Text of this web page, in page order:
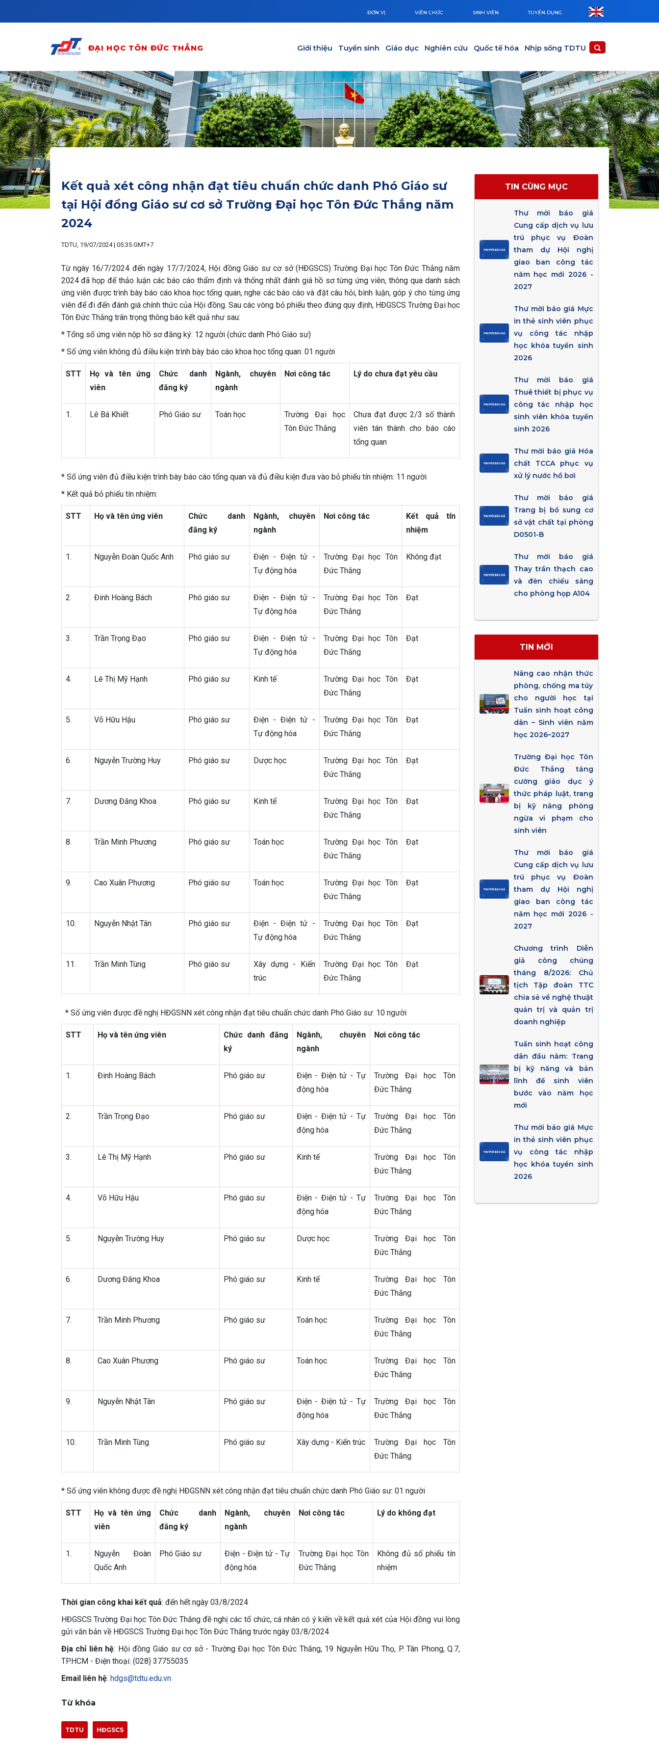
ĐƠN VỊ VIÊN CHỨC SINH VIÊN TUYỂN DỤNG
ĐẠI HỌC TÔN ĐỨC THẮNG Giới thiệu Tuyển sinh Giáo dục Nghiên cứu Quốc tế hóa Nhịp sống TDTU
Kết quả xét công nhận đạt tiêu chuẩn chức danh Phó Giáo sư
tại Hội đồng Giáo sư cơ sở Trường Đại học Tôn Đức Thắng năm
2024
TDTU, 19/07/2024 | 05:35 GMT+7
Từ ngày 16/7/2024 đến ngày 17/7/2024, Hội đồng Giáo sư cơ sở (HĐGSCS) Trường Đại học Tôn Đức Thắng năm
2024 đã họp để thảo luận các báo cáo thẩm định và thống nhất đánh giá hồ sơ từng ứng viên, thông qua danh sách
ứng viên được trình bày báo cáo khoa học tổng quan, nghe các báo cáo và đặt câu hỏi, bình luận, góp ý cho từng ứng
viên để đi đến đánh giá chính thức của Hội đồng. Sau các vòng bỏ phiếu theo đúng quy định, HĐGSCS Trường Đại học
Tôn Đức Thắng trân trọng thông báo kết quả như sau:
* Tổng số ứng viên nộp hồ sơ đăng ký: 12 người (chức danh Phó Giáo sư)
* Số ứng viên không đủ điều kiện trình bày báo cáo khoa học tổng quan: 01 người
STT
Họ và tên ứng
viên
Chức danh
đăng ký
Ngành, chuyên
ngành
Nơi công tác Lý do chưa đạt yêu cầu
1. Lê Bá Khiết Phó Giáo sư Toán học
Trường Đại học
Tôn Đức Thắng
Chưa đạt được 2/3 số thành
viên tán thành cho báo cáo
tổng quan
* Số ứng viên đủ điều kiện trình bày báo cáo tổng quan và đủ điều kiện đưa vào bỏ phiếu tín nhiệm: 11 người
* Kết quả bỏ phiếu tín nhiệm:
STT Họ và tên ứng viên
Chức danh
đăng ký
Ngành, chuyên
ngành
Nơi công tác
Kết quả tín
nhiệm
1. Nguyễn Đoàn Quốc Anh Phó giáo sư
Điện - Điện tử -
Tự động hóa
Trường Đại học Tôn
Đức Thắng
Không đạt
2. Đinh Hoàng Bách Phó giáo sư
Điện - Điện tử -
Tự động hóa
Trường Đại học Tôn
Đức Thắng
Đạt
3. Trần Trọng Đạo Phó giáo sư
Điện - Điện tử -
Tự động hóa
Trường Đại học Tôn
Đức Thắng
Đạt
4. Lê Thị Mỹ Hạnh Phó giáo sư Kinh tế
Trường Đại học Tôn
Đức Thắng
Đạt
5. Võ Hữu Hậu Phó giáo sư
Điện - Điện tử -
Tự động hóa
Trường Đại học Tôn
Đức Thắng
Đạt
6. Nguyễn Trường Huy Phó giáo sư Dược học
Trường Đại học Tôn
Đức Thắng
Đạt
7. Dương Đăng Khoa Phó giáo sư Kinh tế
Trường Đại học Tôn
Đức Thắng
Đạt
8. Trần Minh Phương Phó giáo sư Toán học
Trường Đại học Tôn
Đức Thắng
Đạt
9. Cao Xuân Phương Phó giáo sư Toán học
Trường Đại học Tôn
Đức Thắng
Đạt
10. Nguyễn Nhật Tân Phó giáo sư
Điện - Điện tử -
Tự động hóa
Trường Đại học Tôn
Đức Thắng
Đạt
11. Trần Minh Tùng Phó giáo sư
Xây dựng - Kiến
trúc
Trường Đại học Tôn
Đức Thắng
Đạt
* Số ứng viên được đề nghị HĐGSNN xét công nhận đạt tiêu chuẩn chức danh Phó Giáo sư: 10 người
STT Họ và tên ứng viên
Chức danh đăng
ký
Ngành, chuyên
ngành
Nơi công tác
1. Đinh Hoàng Bách Phó giáo sư
Điện - Điện tử - Tự
động hóa
Trường Đại học Tôn
Đức Thắng
2. Trần Trọng Đạo Phó giáo sư
Điện - Điện tử - Tự
động hóa
Trường Đại học Tôn
Đức Thắng
3. Lê Thị Mỹ Hạnh Phó giáo sư Kinh tế
Trường Đại học Tôn
Đức Thắng
4. Võ Hữu Hậu Phó giáo sư
Điện - Điện tử - Tự
động hóa
Trường Đại học Tôn
Đức Thắng
5. Nguyễn Trường Huy Phó giáo sư Dược học
Trường Đại học Tôn
Đức Thắng
6. Dương Đăng Khoa Phó giáo sư Kinh tế
Trường Đại học Tôn
Đức Thắng
7. Trần Minh Phương Phó giáo sư Toán học
Trường Đại học Tôn
Đức Thắng
8. Cao Xuân Phương Phó giáo sư Toán học
Trường Đại học Tôn
Đức Thắng
9. Nguyễn Nhật Tân Phó giáo sư
Điện - Điện tử - Tự
động hóa
Trường Đại học Tôn
Đức Thắng
10. Trần Minh Tùng Phó giáo sư Xây dựng - Kiến trúc
Trường Đại học Tôn
Đức Thắng
* Số ứng viên không được đề nghị HĐGSNN xét công nhận đạt tiêu chuẩn chức danh Phó Giáo sư: 01 người
STT
Họ và tên ứng
viên
Chức danh
đăng ký
Ngành, chuyên
ngành
Nơi công tác Lý do không đạt
1.
Nguyễn Đoàn
Quốc Anh
Phó Giáo sư
Điện - Điện tử - Tự
động hóa
Trường Đại học Tôn
Đức Thắng
Không đủ số phiếu tín
nhiệm
Thời gian công khai kết quả: đến hết ngày 03/8/2024
HĐGSCS Trường Đại học Tôn Đức Thắng đề nghị các tổ chức, cá nhân có ý kiến về kết quả xét của Hội đồng vui lòng
gửi văn bản về HĐGSCS Trường Đại học Tôn Đức Thắng trước ngày 03/8/2024
Địa chỉ liên hệ: Hội đồng Giáo sư cơ sở - Trường Đại học Tôn Đức Thắng, 19 Nguyễn Hữu Thọ, P. Tân Phong, Q.7,
TP.HCM - Điện thoại: (028) 37755035
Email liên hệ: hdgs@tdtu.edu.vn
Từ khóa
TDTU HĐGSCS
TIN CÙNG MỤC
Thư mời báo giá
Cung cấp dịch vụ lưu
trú phục vụ Đoàn
tham dự Hội nghị
giao ban công tác
năm học mới 2026 -
2027
Thư mời báo giá Mực
in thẻ sinh viên phục
vụ công tác nhập
học khóa tuyển sinh
2026
Thư mời báo giá
Thuê thiết bị phục vụ
công tác nhập học
sinh viên khóa tuyển
sinh 2026
Thư mời báo giá Hóa
chất TCCA phục vụ
xử lý nước hồ bơi
Thư mời báo giá
Trang bị bổ sung cơ
sở vật chất tại phòng
D0501-B
Thư mời báo giá
Thay trần thạch cao
và đèn chiếu sáng
cho phòng họp A104
TIN MỚI
Nâng cao nhận thức
phòng, chống ma túy
cho người học tại
Tuần sinh hoạt công
dân – Sinh viên năm
học 2026–2027
Trường Đại học Tôn
Đức Thắng tăng
cường giáo dục ý
thức pháp luật, trang
bị kỹ năng phòng
ngừa vi phạm cho
sinh viên
Thư mời báo giá
Cung cấp dịch vụ lưu
trú phục vụ Đoàn
tham dự Hội nghị
giao ban công tác
năm học mới 2026 -
2027
Chương trình Diễn
giả công chúng
tháng 8/2026: Chủ
tịch Tập đoàn TTC
chia sẻ về nghệ thuật
quản trị và quản trị
doanh nghiệp
Tuần sinh hoạt công
dân đầu năm: Trang
bị kỹ năng và bản
lĩnh để sinh viên
bước vào năm học
mới
Thư mời báo giá Mực
in thẻ sinh viên phục
vụ công tác nhập
học khóa tuyển sinh
2026